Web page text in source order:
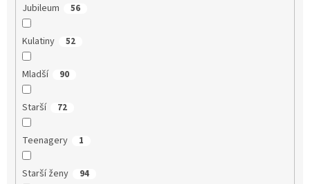
Jubileum 56
Kulatiny 52
Mladší 90
Starší 72
Teenagery 1
Starší ženy 94